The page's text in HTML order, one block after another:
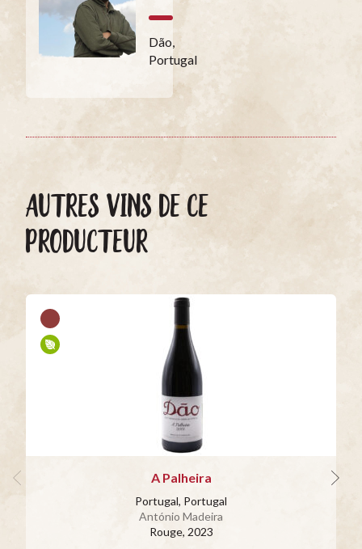
Dão,
Portugal
AUTRES VINS DE CE
PRODUCTEUR
A Palheira
Portugal, Portugal
António Madeira
Rouge, 2023